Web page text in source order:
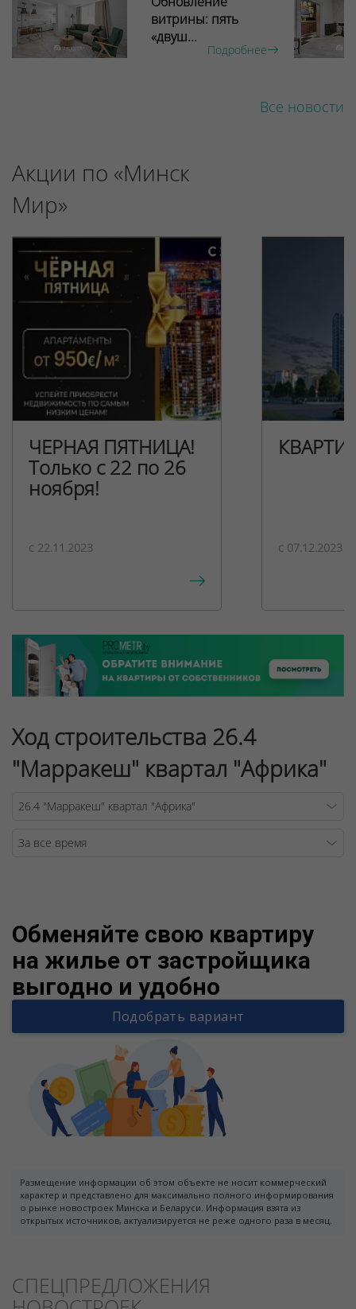
витрины: пять
«двуш...
Подробнее
Все новости
Акции по «Минск
Мир»
ЧЕРНАЯ ПЯТНИЦА!
Только с 22 по 26
ноября!
c 22.11.2023 c 07.12.2023
Ход строительства 26.4
"Марракеш" квартал "Африка"
Обменяйте свою квартиру
на жилье от застройщика
выгодно и удобно
Подобрать вариант
Размещение информации об этом объекте не носит коммерческий
характер и представлено для максимально полного информирования
о рынке новостроек Минска и Беларуси. Информация взята из
открытых источников, актуализируется не реже одного раза в месяц.
СПЕЦПРЕДЛОЖЕНИЯ